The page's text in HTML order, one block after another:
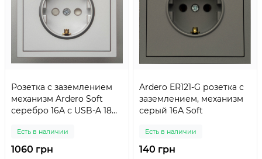
Розетка с заземлением
механизм Ardero Soft
серебро 16A с USB-A 18W
ER123USB-S
Есть в наличии
1060 грн
Ardero ER121-G розетка с
заземлением, механизм
серый 16А Soft
Есть в наличии
140 грн